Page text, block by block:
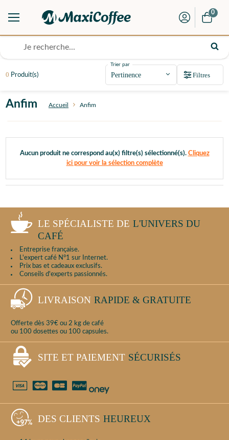
0
Anfim Accueil Anfim
0 Produit(s)
Trier par
Filtres
Aucun produit ne correspond au(x) filtre(s) sélectionné(s). Cliquez
ici pour voir la sélection complète
LE SPÉCIALISTE DE L'UNIVERS DU
CAFÉ
Entreprise française.
L'expert café N°1 sur Internet.
Prix bas et cadeaux exclusifs.
Conseils d'experts passionnés.
LIVRAISON RAPIDE & GRATUITE
Offerte dès 39€ ou 2 kg de café
ou 100 dosettes ou 100 capsules.
SITE ET PAIEMENT SÉCURISÉS
DES CLIENTS HEUREUX